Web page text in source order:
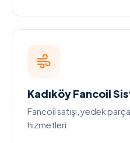
Kadıköy Fancoil
Fancoil satışı, yedek
hizmetleri.